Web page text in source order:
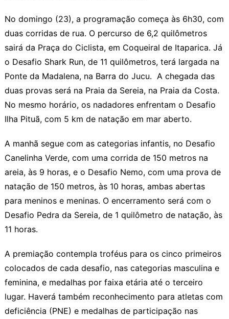
No domingo (23), a programação começa às 6h30, com
duas corridas de rua. O percurso de 6,2 quilômetros
sairá da Praça do Ciclista, em Coqueiral de Itaparica. Já
o Desafio Shark Run, de 11 quilômetros, terá largada na
Ponte da Madalena, na Barra do Jucu. A chegada das
duas provas será na Praia da Sereia, na Praia da Costa.
No mesmo horário, os nadadores enfrentam o Desafio
Ilha Pituã, com 5 km de natação em mar aberto.
A manhã segue com as categorias infantis, no Desafio
Canelinha Verde, com uma corrida de 150 metros na
areia, às 9 horas, e o Desafio Nemo, com uma prova de
natação de 150 metros, às 10 horas, ambas abertas
para meninos e meninas. O encerramento será com o
Desafio Pedra da Sereia, de 1 quilômetro de natação, às
11 horas.
A premiação contempla troféus para os cinco primeiros
colocados de cada desafio, nas categorias masculina e
feminina, e medalhas por faixa etária até o terceiro
lugar. Haverá também reconhecimento para atletas com
deficiência (PNE) e medalhas de participação nas